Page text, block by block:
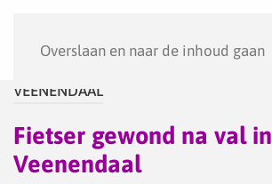
Overslaan en naar de inhoud gaan
VEENENDAAL
Fietser gewond na val in
Veenendaal